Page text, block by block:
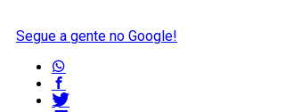
Segue a gente no Google!